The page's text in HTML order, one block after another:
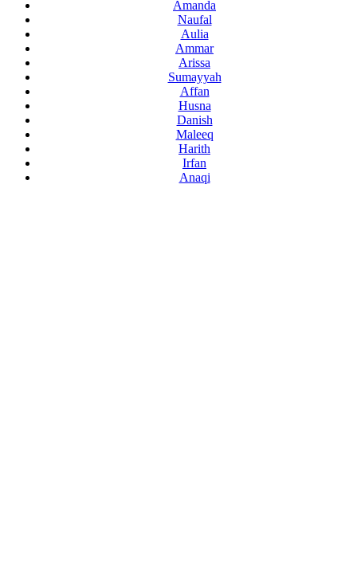
Amanda
Naufal
Aulia
Ammar
Arissa
Sumayyah
Affan
Husna
Danish
Maleeq
Harith
Irfan
Anaqi